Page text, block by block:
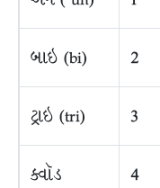
બાઇ (bi) 2
ટ્રાઇ (tri) 3
ક્વૉડ
4